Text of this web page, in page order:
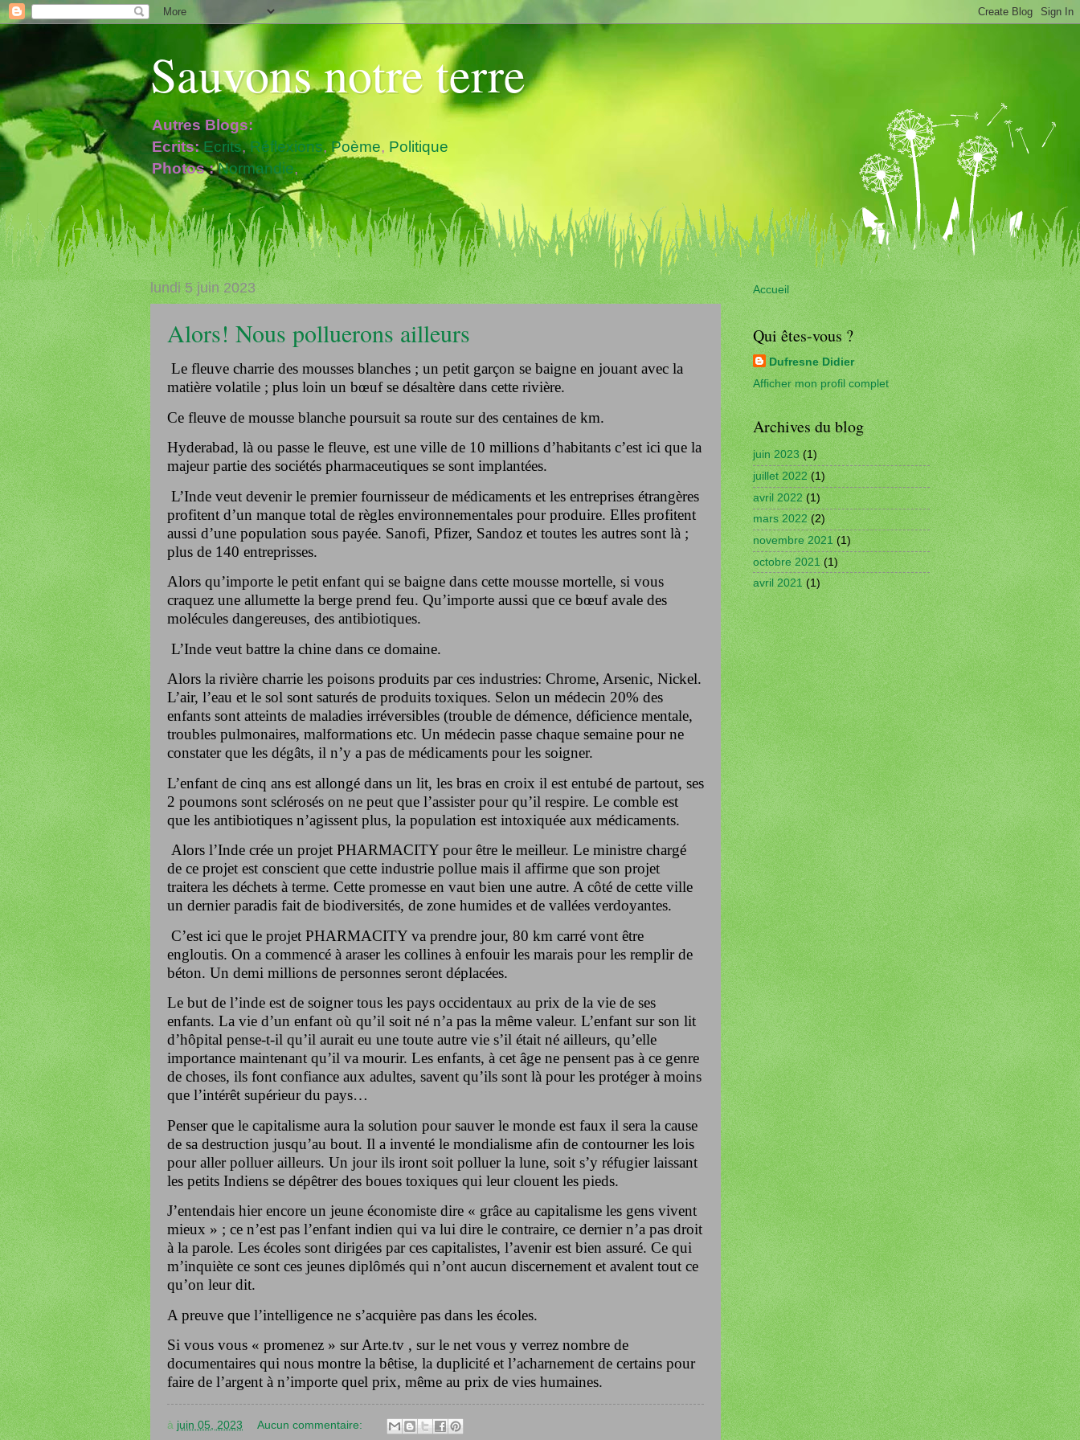
Sauvons notre terre
Autres Blogs:
Ecrits: Ecrits,Réflexions,Poème, Politique
Photos :Normandie,
lundi 5 juin 2023
Alors! Nous polluerons ailleurs
Le fleuve charrie des mousses blanches ; un petit garçon se baigne en jouant avec la
matière volatile ; plus loin un bœuf se désaltère dans cette rivière.
Ce fleuve de mousse blanche poursuit sa route sur des centaines de km.
Hyderabad, là ou passe le fleuve, est une ville de 10 millions d’habitants c’est ici que la
majeur partie des sociétés pharmaceutiques se sont implantées.
L’Inde veut devenir le premier fournisseur de médicaments et les entreprises étrangères
profitent d’un manque total de règles environnementales pour produire. Elles profitent
aussi d’une population sous payée. Sanofi, Pfizer, Sandoz et toutes les autres sont là ;
plus de 140 entreprisses.
Alors qu’importe le petit enfant qui se baigne dans cette mousse mortelle, si vous
craquez une allumette la berge prend feu. Qu’importe aussi que ce bœuf avale des
molécules dangereuses, des antibiotiques.
L’Inde veut battre la chine dans ce domaine.
Alors la rivière charrie les poisons produits par ces industries: Chrome, Arsenic, Nickel.
L’air, l’eau et le sol sont saturés de produits toxiques. Selon un médecin 20% des
enfants sont atteints de maladies irréversibles (trouble de démence, déficience mentale,
troubles pulmonaires, malformations etc. Un médecin passe chaque semaine pour ne
constater que les dégâts, il n’y a pas de médicaments pour les soigner.
L’enfant de cinq ans est allongé dans un lit, les bras en croix il est entubé de partout, ses
2 poumons sont sclérosés on ne peut que l’assister pour qu’il respire. Le comble est
que les antibiotiques n’agissent plus, la population est intoxiquée aux médicaments.
Alors l’Inde crée un projet PHARMACITY pour être le meilleur. Le ministre chargé
de ce projet est conscient que cette industrie pollue mais il affirme que son projet
traitera les déchets à terme. Cette promesse en vaut bien une autre. A côté de cette ville
un dernier paradis fait de biodiversités, de zone humides et de vallées verdoyantes.
C’est ici que le projet PHARMACITY va prendre jour, 80 km carré vont être
engloutis. On a commencé à araser les collines à enfouir les marais pour les remplir de
béton. Un demi millions de personnes seront déplacées.
Le but de l’inde est de soigner tous les pays occidentaux au prix de la vie de ses
enfants. La vie d’un enfant où qu’il soit né n’a pas la même valeur. L’enfant sur son lit
d’hôpital pense-t-il qu’il aurait eu une toute autre vie s’il était né ailleurs, qu’elle
importance maintenant qu’il va mourir. Les enfants, à cet âge ne pensent pas à ce genre
de choses, ils font confiance aux adultes, savent qu’ils sont là pour les protéger à moins
que l’intérêt supérieur du pays…
Penser que le capitalisme aura la solution pour sauver le monde est faux il sera la cause
de sa destruction jusqu’au bout. Il a inventé le mondialisme afin de contourner les lois
pour aller polluer ailleurs. Un jour ils iront soit polluer la lune, soit s’y réfugier laissant
les petits Indiens se dépêtrer des boues toxiques qui leur clouent les pieds.
J’entendais hier encore un jeune économiste dire « grâce au capitalisme les gens vivent
mieux » ; ce n’est pas l’enfant indien qui va lui dire le contraire, ce dernier n’a pas droit
à la parole. Les écoles sont dirigées par ces capitalistes, l’avenir est bien assuré. Ce qui
m’inquiète ce sont ces jeunes diplômés qui n’ont aucun discernement et avalent tout ce
qu’on leur dit.
A preuve que l’intelligence ne s’acquière pas dans les écoles.
Si vous vous « promenez » sur Arte.tv , sur le net vous y verrez nombre de
documentaires qui nous montre la bêtise, la duplicité et l’acharnement de certains pour
faire de l’argent à n’importe quel prix, même au prix de vies humaines.
à juin 05, 2023 Aucun commentaire:
Accueil
Qui êtes-vous ?
Dufresne Didier
Afficher mon profil complet
Archives du blog
juin 2023(1)
juillet 2022(1)
avril 2022(1)
mars 2022(2)
novembre 2021(1)
octobre 2021(1)
avril 2021(1)